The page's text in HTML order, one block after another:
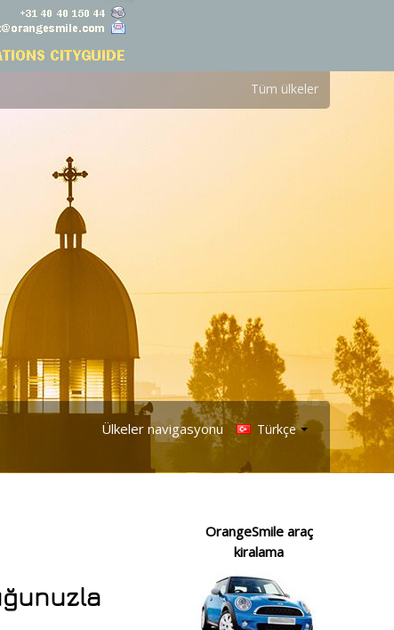
Tüm ülkeler
Ülkeler navigasyonu Türkçe
OrangeSmile araç
kiralama